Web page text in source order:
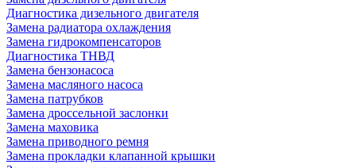
Диагностика дизельного двигателя
Замена радиатора охлаждения
Замена гидрокомпенсаторов
Диагностика ТНВД
Замена бензонасоса
Замена масляного насоса
Замена патрубков
Замена дроссельной заслонки
Замена маховика
Замена приводного ремня
Замена прокладки клапанной крышки